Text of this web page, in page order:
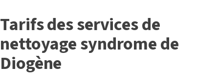
Tarifs des services de
nettoyage syndrome de
Diogène